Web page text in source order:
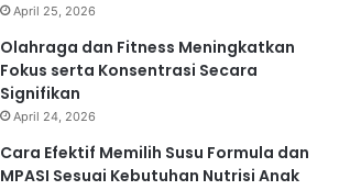
April 25, 2026
Olahraga dan Fitness Meningkatkan
Fokus serta Konsentrasi Secara
Signifikan
April 24, 2026
Cara Efektif Memilih Susu Formula dan
MPASI Sesuai Kebutuhan Nutrisi Anak